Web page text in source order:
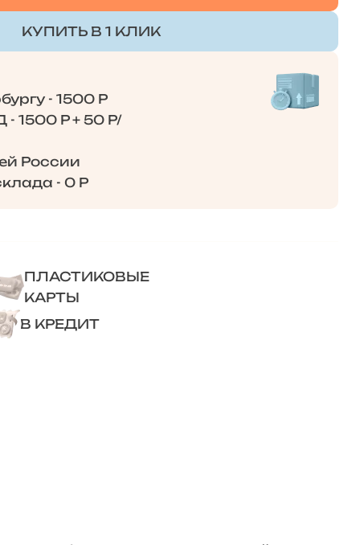
КУПИТЬ В 1 КЛИК
- 1500 Р
1500 Р + 50 Р/
России
- 0 Р
ПЛАСТИКОВЫЕ
КАРТЫ
В КРЕДИТ